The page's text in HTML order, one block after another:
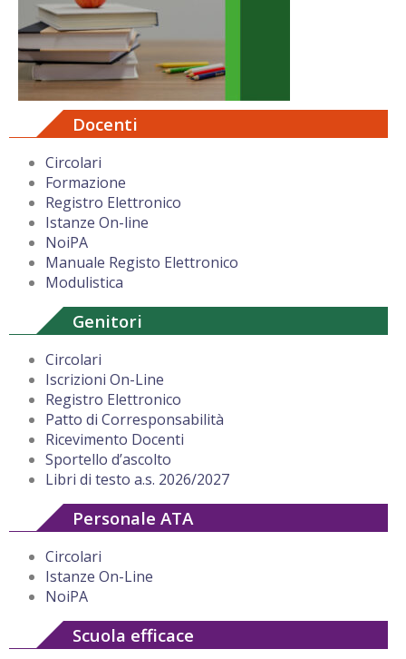
Docenti
Circolari
Formazione
Registro Elettronico
Istanze On-line
NoiPA
Manuale Registo Elettronico
Modulistica
Genitori
Circolari
Iscrizioni On-Line
Registro Elettronico
Patto di Corresponsabilità
Ricevimento Docenti
Sportello d’ascolto
Libri di testo a.s. 2026/2027
Personale ATA
Circolari
Istanze On-Line
NoiPA
Scuola efficace